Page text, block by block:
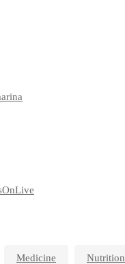
Medicine Nutrition